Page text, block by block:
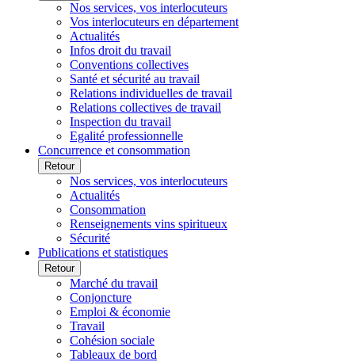
Nos services, vos interlocuteurs
Vos interlocuteurs en département
Actualités
Infos droit du travail
Conventions collectives
Santé et sécurité au travail
Relations individuelles de travail
Relations collectives de travail
Inspection du travail
Egalité professionnelle
Concurrence et consommation
Retour
Nos services, vos interlocuteurs
Actualités
Consommation
Renseignements vins spiritueux
Sécurité
Publications et statistiques
Retour
Marché du travail
Conjoncture
Emploi & économie
Travail
Cohésion sociale
Tableaux de bord